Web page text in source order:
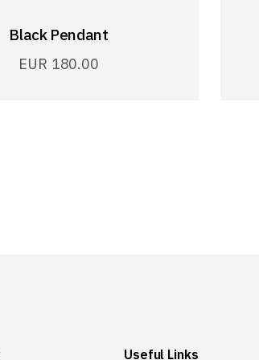
Black Pendant
EUR 180.00
Useful Links